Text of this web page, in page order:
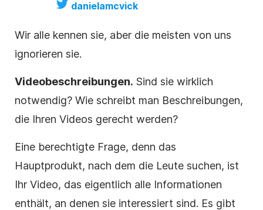
danielamcvick
Wir alle kennen sie, aber die meisten von uns
ignorieren sie.
Videobeschreibungen. Sind sie wirklich
notwendig? Wie schreibt man Beschreibungen,
die Ihren Videos gerecht werden?
Eine berechtigte Frage, denn das
Hauptprodukt, nach dem die Leute suchen, ist
Ihr Video, das eigentlich alle Informationen
enthält, an denen sie interessiert sind. Es gibt